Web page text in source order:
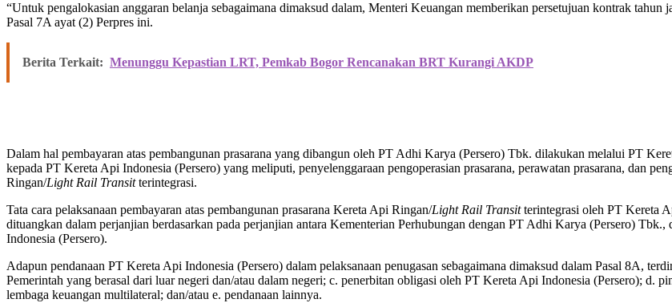
“Untuk pengalokasian anggaran belanja sebagaimana dimaksud dalam, Menteri Keuangan memberikan persetujuan kontrak tahun
Pasal 7A ayat (2) Perpres ini.
Berita Terkait: Menunggu Kepastian LRT, Pemkab Bogor Rencanakan BRT Kurangi AKDP
Dalam hal pembayaran atas pembangunan prasarana yang dibangun oleh PT Adhi Karya (Persero) Tbk. dilakukan melalui PT
kepada PT Kereta Api Indonesia (Persero) yang meliputi, penyelenggaraan pengoperasian prasarana, perawatan prasarana, dan
Ringan/Light Rail Transitterintegrasi.
Tata cara pelaksanaan pembayaran atas pembangunan prasarana Kereta Api Ringan/Light Rail Transitterintegrasi oleh PT Kereta
dituangkan dalam perjanjian berdasarkan pada perjanjian antara Kementerian Perhubungan dengan PT Adhi Karya (Persero)
Indonesia (Persero).
Adapun pendanaan PT Kereta Api Indonesia (Persero) dalam pelaksanaan penugasan sebagaimana dimaksud dalam Pasal 8A,
Pemerintah yang berasal dari luar negeri dan/atau dalam negeri; c. penerbitan obligasi oleh PT Kereta Api Indonesia (Persero); d.
lembaga keuangan multilateral; dan/atau e. pendanaan lainnya.